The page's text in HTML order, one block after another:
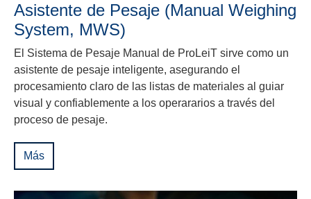
Asistente de Pesaje (Manual Weighing
System, MWS)
El Sistema de Pesaje Manual de ProLeiT sirve como un
asistente de pesaje inteligente, asegurando el
procesamiento claro de las listas de materiales al guiar
visual y confiablemente a los operararios a través del
proceso de pesaje.
Más